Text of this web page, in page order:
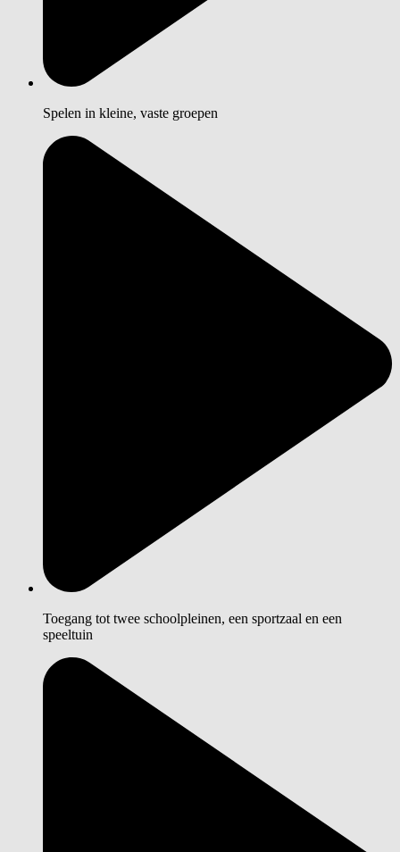
Spelen in kleine, vaste groepen
Toegang tot twee schoolpleinen, een sportzaal en een
speeltuin